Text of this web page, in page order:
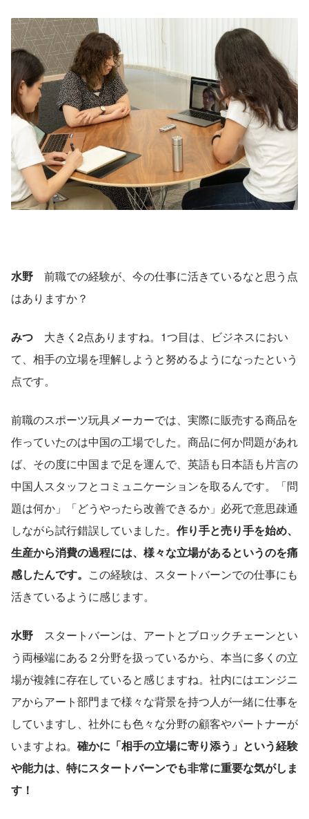
水野 前職での経験が、今の仕事に活きているなと思う点
はありますか？
みつ 大きく2点ありますね。1つ目は、ビジネスにおい
て、相手の立場を理解しようと努めるようになったという
点です。
前職のスポーツ玩具メーカーでは、実際に販売する商品を
作っていたのは中国の工場でした。商品に何か問題があれ
ば、その度に中国まで足を運んで、英語も日本語も片言の
中国人スタッフとコミュニケーションを取るんです。「問
題は何か」「どうやったら改善できるか」必死で意思疎通
しながら試行錯誤していました。 作り手と売り手を始め、
生産から消費の過程には、様々な立場があるというのを痛
感したんです。 この経験は、スタートバーンでの仕事にも
活きているように感じます。
水野 スタートバーンは、アートとブロックチェーンとい
う両極端にある２分野を扱っているから、本当に多くの立
場が複雑に存在していると感じますね。社内にはエンジニ
アからアート部門まで様々な背景を持つ人が一緒に仕事を
していますし、社外にも色々な分野の顧客やパートナーが
いますよね。 確かに「相手の立場に寄り添う」という経験
や能力は、特にスタートバーンでも非常に重要な気がしま
す！